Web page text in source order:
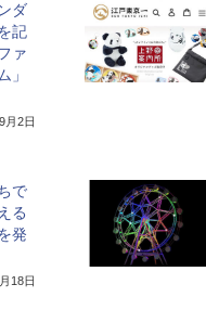
ダ
記
ァ
」
月2日
で
る
発
18日